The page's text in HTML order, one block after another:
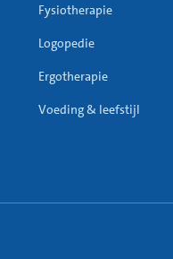
Fysiotherapie
Logopedie
Ergotherapie
Voeding & leefstijl